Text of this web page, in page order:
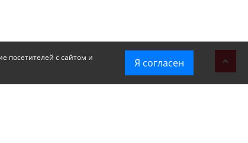
посетителей с сайтом и
Я согласен